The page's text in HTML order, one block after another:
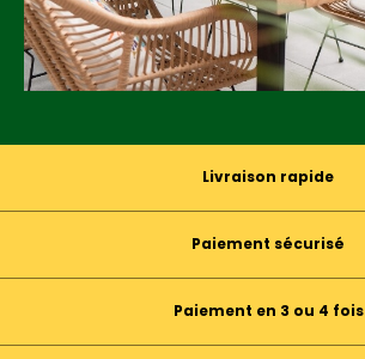
Livraison rapide
Paiement sécurisé
Paiement en 3 ou 4 fois